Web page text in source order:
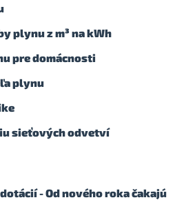
plynu z m³ na kWh
pre domácnosti
plynu
sieťových odvetví
- Od nového roka čakajú